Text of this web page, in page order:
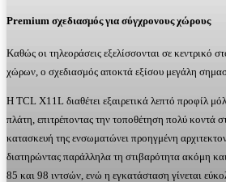
Premium σχεδιασμός για σύγχρονους χώρους
Καθώς οι τηλεοράσεις εξελίσσονται σε κεντρικό
χώρων, ο σχεδιασμός αποκτά εξίσου μεγάλη
Η TCL X11L διαθέτει εξαιρετικά λεπτό προφίλ
πλάτη, επιτρέποντας την τοποθέτηση πολύ κοντά
κατασκευή της ενσωματώνει προηγμένη
διατηρώντας παράλληλα τη στιβαρότητα ακόμη
85 και 98 ιντσών, ενώ η εγκατάσταση γίνεται